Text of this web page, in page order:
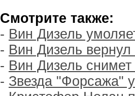
Смотрите также:
- Вин Дизель
- Вин Дизель
- Вин Дизель
- Звезда "Форсажа"